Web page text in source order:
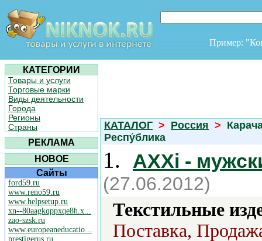
Пример:
КАТЕГОРИИ
Товары и услуги
Торговые марки
Виды деятельности
Города
Регионы
Страны
РЕКЛАМА
НОВОЕ
Сайты
ford59.ru
www.reno59.ru
www.helpsetup.ru
xn--80aagkqppxqe8h.x...
zao-szsk.ru
www.europeaneducatio...
prestigerus.ru
КАТАЛОГ > Россия >
Респу́блика
1. AXXi -
(27.06.2012)
Текстильные
Поставка,